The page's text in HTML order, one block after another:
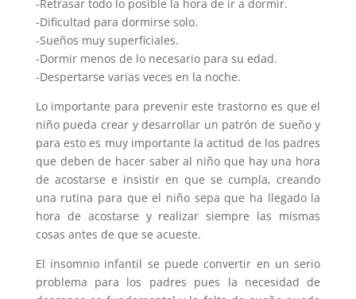
-Retrasar todo lo posible la hora de ir a dormir.
-Dificultad para dormirse solo.
-Sueños muy superficiales.
-Dormir menos de lo necesario para su edad.
-Despertarse varias veces en la noche.
Lo importante para prevenir este trastorno es que el
niño pueda crear y desarrollar un patrón de sueño y
para esto es muy importante la actitud de los padres
que deben de hacer saber al niño que hay una hora
de acostarse e insistir en que se cumpla, creando
una rutina para que el niño sepa que ha llegado la
hora de acostarse y realizar siempre las mismas
cosas antes de que se acueste.
El insomnio infantil se puede convertir en un serio
problema para los padres pues la necesidad de